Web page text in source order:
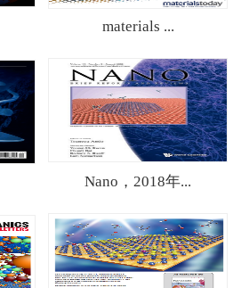
materials ...
Nano，2018年...